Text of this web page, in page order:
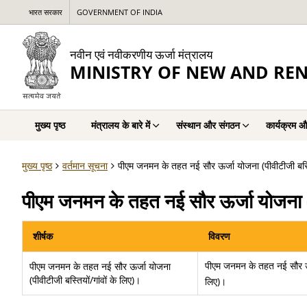
भारत सरकार GOVERNMENT OF INDIA
नवीन एवं नवीकरणीय ऊर्जा मंत्रालय
MINISTRY OF NEW AND
मुख्य पृष्ठ मंत्रालय के बारे में संस्थान और संगठन कार्यक्रम
मुख्य पृष्ठ वर्तमान सूचना पीएम जनमन के तहत नई सौर ऊर्जा योजना (पीवीटीजी
पीएम जनमन के तहत नई सौर ऊर्जा योजना
शीर्षक विवरण
पीएम जनमन के तहत नई सौर ऊर्जा योजना
(पीवीटीजी बस्तियों/गांवों के लिए)।
पीएम जनमन के तहत नई सौर
लिए)।